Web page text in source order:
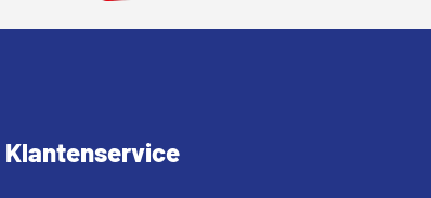
Klantenservice